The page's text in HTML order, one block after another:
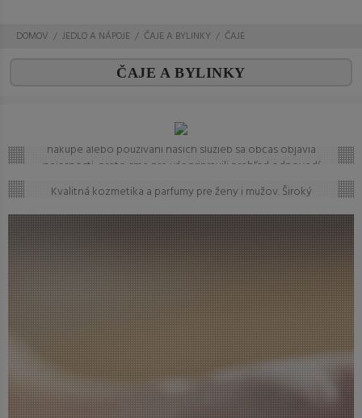
DOMOV JEDLO A NÁPOJE ČAJE A BYLINKY ČAJE
ČAJE A BYLINKY
Máte otázku? Ste na správnom mieste.
nákupe alebo používaní našich služieb sa občas objavia
nejasnosti, preto sme pre vás pripravili prehľad odpovedí
na to, čo vás zaujíma najčastejšie. Ak tu predsa len
nenájdete, čo hľadáte, neváhajte nám napísať – radi vám
pomôžeme!
Kozmetika a parfumy
Kvalitná kozmetika a parfumy pre ženy i mužov. Široký